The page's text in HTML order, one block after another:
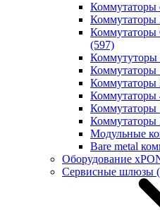
Коммутаторы
Коммутаторы
Коммутаторы
(597)
Коммутуторы
Коммутаторы
Коммутаторы
Коммутаторы
Коммутаторы
Коммутаторы
Модульные
Bare metal
Оборудование
Сервисные шлюзы